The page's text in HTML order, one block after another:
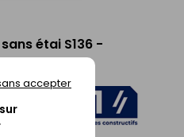
accepter
étai S136 -